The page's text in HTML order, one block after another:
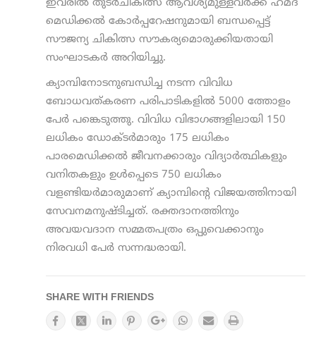
ഇവരില്‍ തുടര്‍ചികിത്സ ആവശ്യമുള്ളവര്‍ക്ക് ഹമദ്
മെഡിക്കല്‍ കോര്‍പ്പറേഷനുമായി ബന്ധപ്പെട്ട്
സൗജന്യ ചികിത്സ സൗകര്യമൊരുക്കിയതായി
സംഘാടകര്‍ അറിയിച്ചു.
ക്യാമ്പിനോടനുബന്ധിച്ച നടന്ന വിവിധ
ബോധവത്കരണ പരിപാടികളില്‍ 5000 ത്തോളം
പേര്‍ പങ്കെടുത്തു. വിവിധ വിഭാഗങ്ങളിലായി 150
ലധികം ഡോക്ടര്‍മാരും 175 ലധികം
പാരമെഡിക്കല്‍ ജീവനക്കാരും വിദ്യാര്‍ത്ഥികളും
വനിതകളും ഉള്‍പ്പെടെ 750 ലധികം
വളണ്ടിയര്‍മാരുമാണ് ക്യാമ്പിന്റെ വിജയത്തിനായി
സേവനമനുഷ്ടിച്ചത്. രക്തദാനത്തിനും
അവയവദാന സമ്മതപത്രം ഒപ്പുവെക്കാനും
നിരവധി പേര്‍ സന്നദ്ധരായി.
SHARE WITH FRIENDS